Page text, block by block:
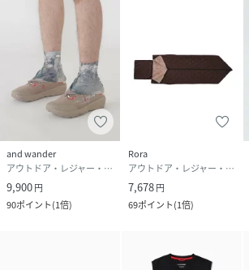
and wander
アウトドア・レジャー・キャンプ用品
9,900円
90ポイント(1倍)
Rora
アウトドア・レジャー・キャンプ用品
7,678円
69ポイント(1倍)